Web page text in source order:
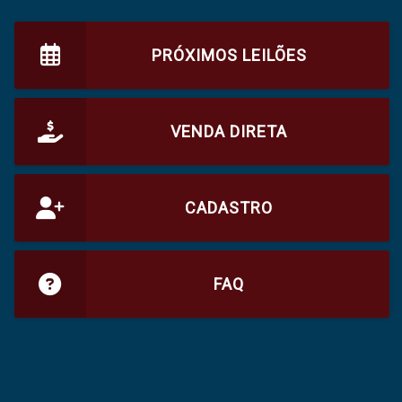
PRÓXIMOS LEILÕES
VENDA DIRETA
CADASTRO
FAQ